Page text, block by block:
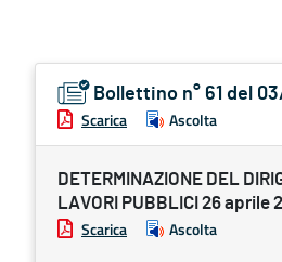
Bollettino n° 61 del
Scarica Ascolta
DETERMINAZIONE DEL
LAVORI PUBBLICI 26 aprile
Scarica Ascolta